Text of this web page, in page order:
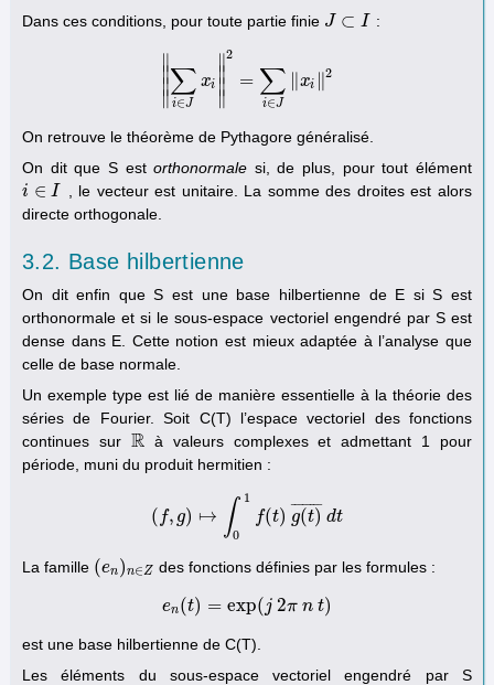
Dans ces conditions, pour toute partie finie J ⊂ I
J⊂I :
∥
∥
∥
∥∑
i∈J
xi
∥
∥
∥
∥
2
= ∑
i∈J
∥xi ∥2
‖∑ ∈J xi 2=∑ i∈ xi‖2
On retrouve le théorème de Pythagore généralisé.
On dit que S estorthonormale si, de plus, pour tout élément
i ∈ I
i∈I
, le vecteur est unitaire. La somme des droites est alors
directe orthogonale.
3.2. Base hilbertienne
On dit enfin que S est une base hilbertienne de E si S est
orthonormale et si le sous-espace vectoriel engendré par S est
dense dans E. Cette notion est mieux adaptée à l’analyse que
celle de base normale.
Un exemple type est lié de manière essentielle à la théorie des
séries de Fourier. Soit C(T) l’espace vectoriel des fonctions
continues sur R
R
à valeurs complexes et admettant 1 pour
période, muni du produit hermitien :
( f, g) ↦ ∫ 1
0
f(t) g(t)
¯ ¯
¯¯¯¯¯¯
dt
(f, g)↦ 01 ) g(t ¯ dt
La famille (en)n∈Z
(en )n∈Z des fonctions définies par les formules :
en(t) = exp(j 2π n t)
en t)= exp(j 2 π n t)
est une base hilbertienne de C(T).
Les éléments du sous-espace vectoriel engendré par S